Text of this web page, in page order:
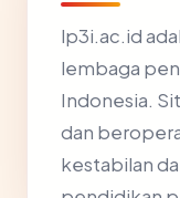
lp3i.ac.id
lembaga
Indonesia.
dan
kestabilan